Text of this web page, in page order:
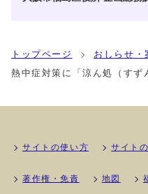
トップページ おしらせ・
熱中症対策に「涼ん処（すず
サイトの使い方 サイト
著作権・免責 地図